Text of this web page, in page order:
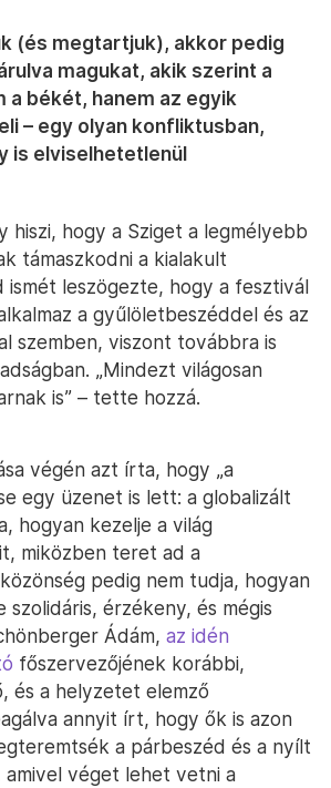
(és megtartjuk), akkor pedig
magukat, akik szerint a
a békét, hanem az egyik
– egy olyan konfliktusban,
is elviselhetetlenül
hiszi, hogy a Sziget a legmélyebb
támaszkodni a kialakult
ismét leszögezte, hogy a fesztivál
a gyűlöletbeszéddel és az
szemben, viszont továbbra is
„Mindezt világosan
is” – tette hozzá.
végén azt írta, hogy „a
egy üzenet is lett: a globalizált
hogyan kezelje a világ
miközben teret ad a
pedig nem tudja, hogyan
szolidáris, érzékeny, és mégis
Ádám, az idén
főszervezőjének korábbi,
és a helyzetet elemző
annyit írt, hogy ők is azon
a párbeszéd és a nyílt
véget lehet vetni a